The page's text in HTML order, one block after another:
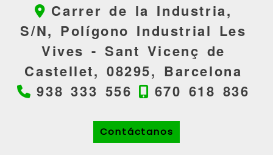
Carrer de la Industria,
S/N, Polígono Industrial Les
Vives -Sant Vicenç de
Castellet, 08295, Barcelona
938 333 556
670 618 836
Contáctanos